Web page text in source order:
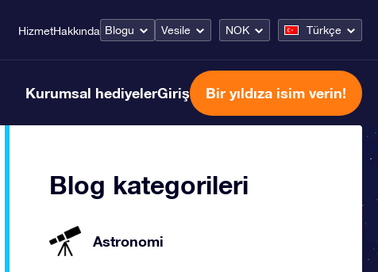
HizmetHakkında Blogu Vesile NOK Türkçe
Kurumsal hediyelerGiriş Bir yıldıza isim verin!
Blog kategorileri
Astronomi